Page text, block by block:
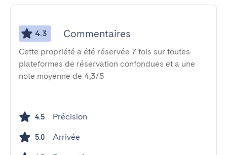
4.3 Commentaires
Cette propriété a été réservée 7 fois sur toutes
plateformes de réservation confondues et a une
note moyenne de 4,3/5
4.5 Précision
5.0 Arrivée